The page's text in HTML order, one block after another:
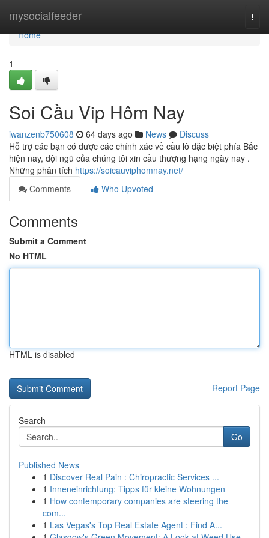
mysocialfeeder
Home
Home
1
Soi Cầu Vip Hôm Nay
iwanzenb750608 64 days ago News
Discuss
Hỗ trợ các bạn có được các chính xác về cầu lô đặc biệt phía Bắc
hiện nay, đội ngũ của chúng tôi xin cầu thượng hạng ngày nay .
Những phân tích https://soicauviphomnay.net/
Comments
Who Upvoted
Comments
Submit a Comment
No HTML
HTML is disabled
Report Page
Search
Go
Published News
1 Discover Real Pain : Chiropractic Services ...
1 Inneneinrichtung: Tipps für kleine Wohnungen
1 How contemporary companies are steering the
com...
1 Las Vegas's Top Real Estate Agent : Find A...